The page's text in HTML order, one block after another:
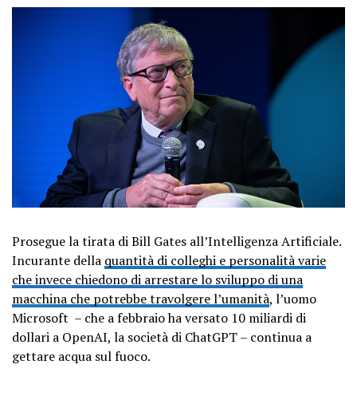
Prosegue la tirata di Bill Gates all’Intelligenza Artificiale.
Incurante della quantità di colleghi e personalità varie
che invece chiedono di arrestare lo sviluppo di una
macchina che potrebbe travolgere l’umanità, l’uomo
Microsoft – che a febbraio ha versato 10 miliardi di
dollari a OpenAI, la società di ChatGPT – continua a
gettare acqua sul fuoco.